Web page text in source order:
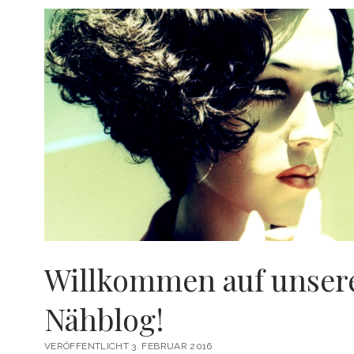
Willkommen auf
Nähblog!
VERÖFFENTLICHT 3. FEBRUAR 2016